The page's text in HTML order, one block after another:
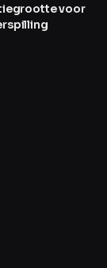
voor